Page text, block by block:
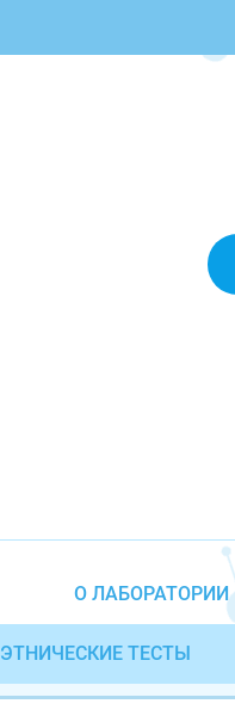
О ЛАБОРАТОРИИ
ЭТНИЧЕСКИЕ ТЕСТЫ